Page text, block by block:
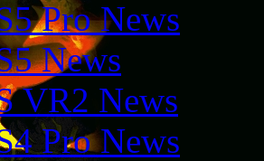
Pro News
News
VR2 News
Pro News